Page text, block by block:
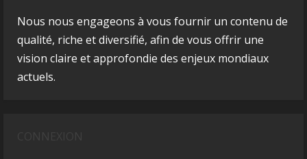
Nous nous engageons à vous fournir un contenu de
qualité, riche et diversifié, afin de vous offrir une
vision claire et approfondie des enjeux mondiaux
actuels.